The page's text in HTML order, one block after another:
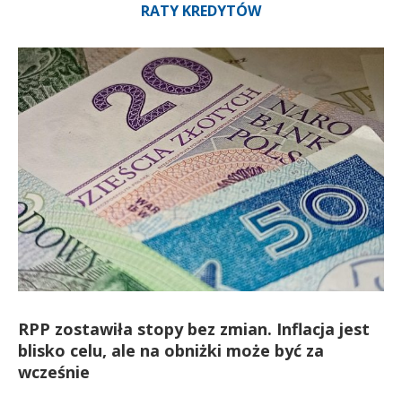
RATY KREDYTÓW
RPP zostawiła stopy bez zmian. Inflacja jest
blisko celu, ale na obniżki może być za
wcześnie